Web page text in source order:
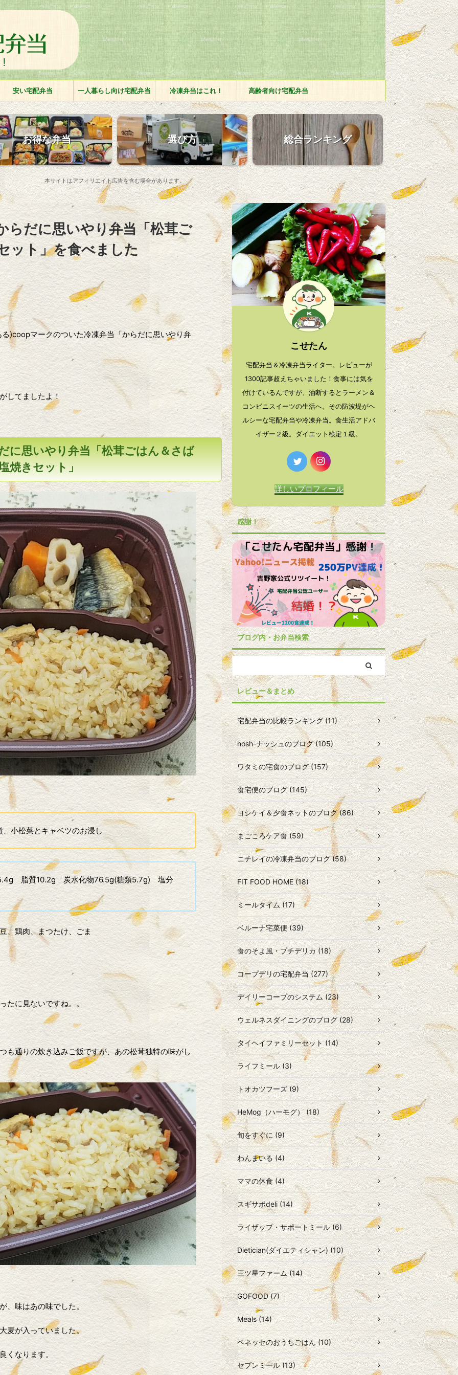
安い宅配弁当 一人暮らし向け宅配弁当 冷凍弁当はこれ！ 高齢者向け宅配弁当
お得な弁当 選び方 総合ランキング
本サイトはアフィリエイト広告を含む場合があります。
らだに思いやり弁当「松茸ご
ット」を食べました
)coopマークのついた冷凍弁当「からだに思いやり弁
してましたよ！
に思いやり弁当「松茸ごはん＆さば
焼きセット」
小松菜とキャベツのお浸し
脂質10.2g 炭水化物76.5g(糖類5.7g) 塩分
、鶏肉、まつたけ、ごま
たに見ないですね。。
も通りの炊き込みご飯ですが、あの松茸独特の味がし
、味はあの味でした。
麦が入っていました。
くなります。
こせたん
宅配弁当＆冷凍弁当ライター。レビューが
1300記事超えちゃいました！食事には気を
付けているんですが、油断するとラーメン＆
コンビニスイーツの生活へ。その防波堤がヘ
ルシーな宅配弁当や冷凍弁当。食生活アドバ
イザー２級。ダイエット検定１級。
詳しいプロフィール
感謝！
ブログ内・お弁当検索
レビュー＆まとめ
宅配弁当の比較ランキング (11)
nosh-ナッシュのブログ (105)
ワタミの宅食のブログ (157)
食宅便のブログ (145)
ヨシケイ＆夕食ネットのブログ (86)
まごころケア食 (59)
ニチレイの冷凍弁当のブログ (58)
FIT FOOD HOME (18)
ミールタイム (17)
ベルーナ宅菜便 (39)
食のそよ風・プチデリカ (18)
コープデリの宅配弁当 (277)
デイリーコープのシステム (23)
ウェルネスダイニングのブログ (28)
タイヘイファミリーセット (14)
ライフミール (3)
トオカツフーズ (9)
HeMog（ハーモグ） (18)
旬をすぐに (9)
わんまいる (4)
ママの休食 (4)
スギサポdeli (14)
ライザップ・サポートミール (6)
Dietician(ダイエティシャン) (10)
三ツ星ファーム (14)
GOFOOD (7)
Meals (14)
ベネッセのおうちごはん (10)
セブンミール (13)